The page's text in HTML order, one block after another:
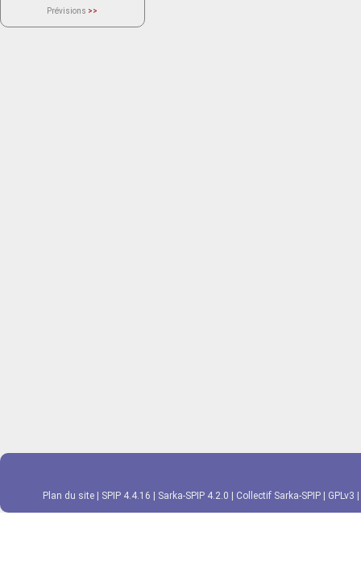
Prévisions >>
actuellement aucune prévision
Plan du site SPIP 4.4.16 Sarka-SPIP 4.2.0 Collectif Sarka-SPIP GPLv3